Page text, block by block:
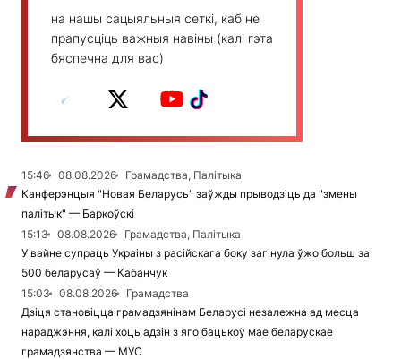
на нашы сацыяльныя сеткі, каб не
прапусціць важныя навіны (калі гэта
бяспечна для вас)
15:46 08.08.2026
Грамадства, Палітыка
Канферэнцыя "Новая Беларусь" заўжды прыводзіць да "змены
палітык" — Баркоўскі
15:13
08.08.2026
Грамадства, Палітыка
У вайне супраць Украіны з расійскага боку загінула ўжо больш за
500 беларусаў — Кабанчук
15:03
08.08.2026
Грамадства
Дзіця становіцца грамадзянінам Беларусі незалежна ад месца
нараджэння, калі хоць адзін з яго бацькоў мае беларускае
грамадзянства — МУС